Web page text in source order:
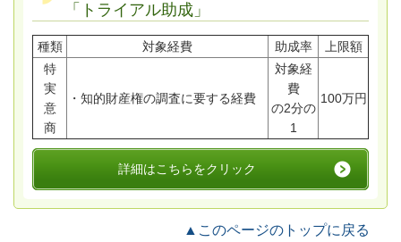
「トライアル助成」
種類 対象経費 助成率
上限額
特
実
意
商
・知的財産権の調査に要する経費
対象経
費
の2分の
1
100万円
詳細はこちらをクリック
▲このページのトップに戻る